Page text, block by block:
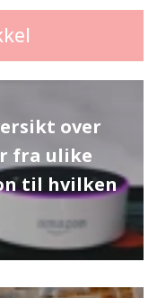
over
fra ulike
til hvilken